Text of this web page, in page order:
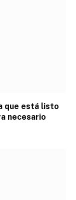
que está listo
necesario